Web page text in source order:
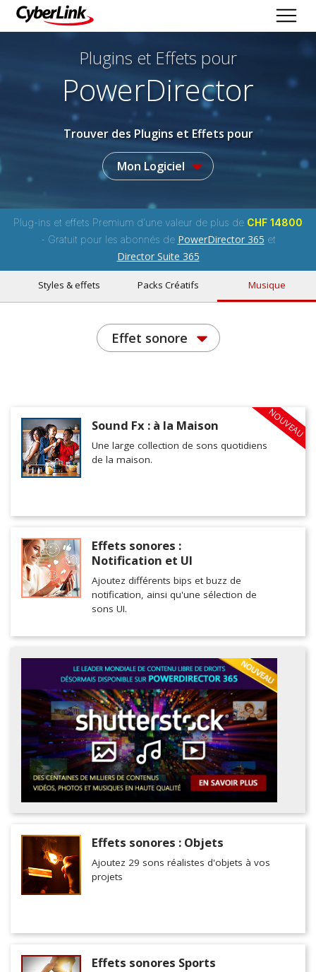
Plugins et Effets pour
PowerDirector
Trouver des Plugins et Effets pour
Mon Logiciel
Plug-ins et effets Premium d'une valeur de plus de CHF 14800
- Gratuit pour les abonnés de PowerDirector 365 et
Director Suite 365
Styles & effets Packs Créatifs Musique
Effet sonore
NOUVEAU
Sound Fx : à la Maison
Une large collection de sons quotidiens
de la maison.
Effets sonores :
Notification et UI
Ajoutez différents bips et buzz de
notification, ainsi qu'une sélection de
sons UI.
Effets sonores : Objets
Ajoutez 29 sons réalistes d'objets à vos
projets
Effets sonores Sports